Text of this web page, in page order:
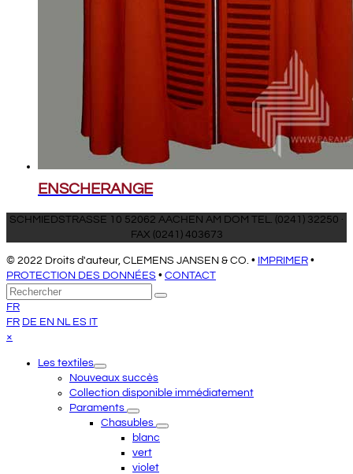
ENSCHERANGE
SCHMIEDSTRASSE 10 52062 AACHEN AM DOM TEL. (0241) 32250 ·
FAX (0241) 403673
© 2022 Droits d'auteur, CLEMENS JANSEN & CO. • IMPRIMER •
PROTECTION DES DONNÉES • CONTACT
Retour
au
sommet
Rechercher
Envoyer
FR
FR DE EN NL ES IT
×
menuLes textiles
Nouveaux succès
Collection disponible immédiatement
Paraments
Chasubles
blanc
vert
violet